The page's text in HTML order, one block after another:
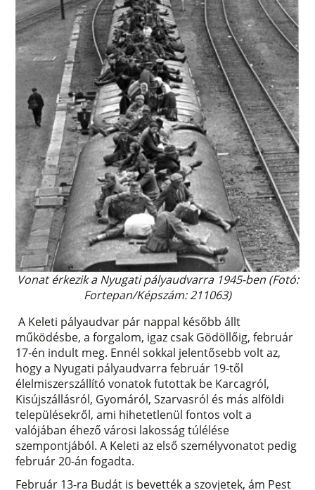
Vonat érkezik a Nyugati pályaudvarra 1945-ben (Fotó:
Fortepan/Képszám: 211063)
A Keleti pályaudvar pár nappal később állt
működésbe, a forgalom, igaz csak Gödöllőig, február
17-én indult meg. Ennél sokkal jelentősebb volt az,
hogy a Nyugati pályaudvarra február 19-től
élelmiszerszállító vonatok futottak be Karcagról,
Kisújszállásról, Gyomáról, Szarvasról és más alföldi
településekről, ami hihetetlenül fontos volt a
valójában éhező városi lakosság túlélése
szempontjából. A Keleti az első személyvonatot pedig
február 20-án fogadta.
Február 13-ra Budát is bevették a szovjetek, ám Pest